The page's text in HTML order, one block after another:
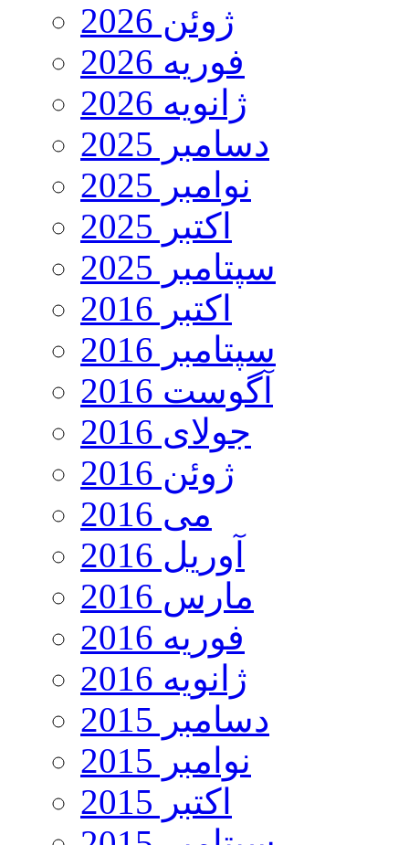
ژوئن 2026
فوریه 2026
ژانویه 2026
دسامبر 2025
نوامبر 2025
اکتبر 2025
سپتامبر 2025
اکتبر 2016
سپتامبر 2016
آگوست 2016
جولای 2016
ژوئن 2016
می 2016
آوریل 2016
مارس 2016
فوریه 2016
ژانویه 2016
دسامبر 2015
نوامبر 2015
اکتبر 2015